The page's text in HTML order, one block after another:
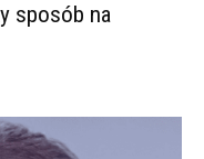
sposób na